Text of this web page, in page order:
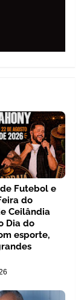
Futebol e
do
Ceilândia
Dia do
esporte,